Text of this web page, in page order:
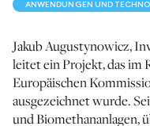
ANWENDUNGEN UND
Jakub Augustynowicz,
leitet ein Projekt, das im
Europäischen
ausgezeichnet wurde.
und Biomethananlagen,